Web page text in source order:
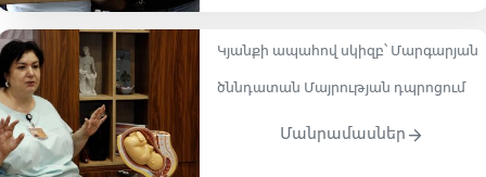
Կյանքի ապահով սկիզբ՝ Մարգարյան
ծննդատան Մայրության դպրոցում
Մանրամասներ